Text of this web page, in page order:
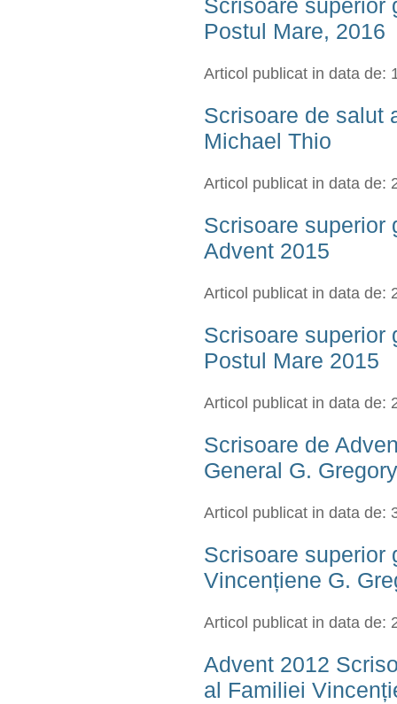
Scrisoare superior
Postul Mare, 2016
Articol publicat in data de:
Scrisoare de salut
Michael Thio
Articol publicat in data de:
Scrisoare superior
Advent 2015
Articol publicat in data de:
Scrisoare superior
Postul Mare 2015
Articol publicat in data de:
Scrisoare de
General G.
Articol publicat in data de:
Scrisoare superior
Vincențiene G.
Articol publicat in data de:
Advent 2012
al Familiei